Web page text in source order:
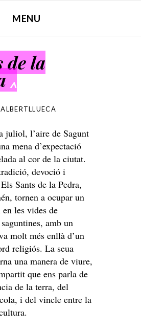
MENU
de la
^
juliol, l’aire de Sagunt
mena d’expectació
al cor de la ciutat.
devoció i
Sants de la Pedra,
tornen a ocupar un
les vides de
amb un
molt més enllà d’un
religiós. La seua
una manera de viure,
que ens parla de
de la terra, del
i del vincle entre la